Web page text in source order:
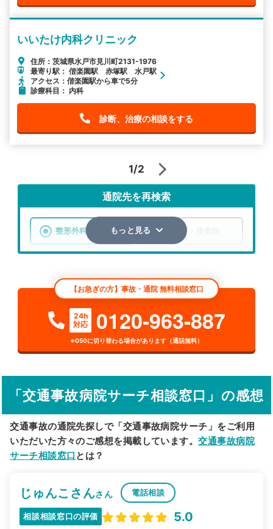
いいたけ内科クリニック
住所：茨城県水戸市見川町2131-1976
最寄り駅： 偕楽園駅 赤塚駅 水戸駅
アクセス：偕楽園駅から車で5分
診療科目： 内科
診断、治療の相談をする
1/2
通院先を再検索
整形外科 整骨院・接骨院
検索する
詳細条件で絞り込む
その他の検索方法
駅から探す 院名から探す
もっと見る
【お急ぎの方】事故・通院 無料相談窓口
24h
対応
0120-963-887
※050に切り替わる場合があります（通話無料）
「交通事故病院サーチ相談窓口」の感想
交通事故の通院先探しで「交通事故病院サーチ」をご利用
いただいた方々のご感想を掲載しています。交通事故病院
サーチ相談窓口 とは？
じゅんこさんさん 電話相談
相談相談窓口の評価 5.0